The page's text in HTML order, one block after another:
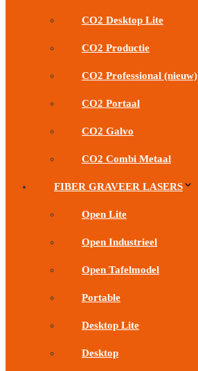
CO2 Desktop Lite
CO2 Productie
CO2 Professional (nieuw)
CO2 Portaal
CO2 Galvo
CO2 Combi Metaal
FIBER GRAVEER LASERS
Open Lite
Open Industrieel
Open Tafelmodel
Portable
Desktop Lite
Desktop